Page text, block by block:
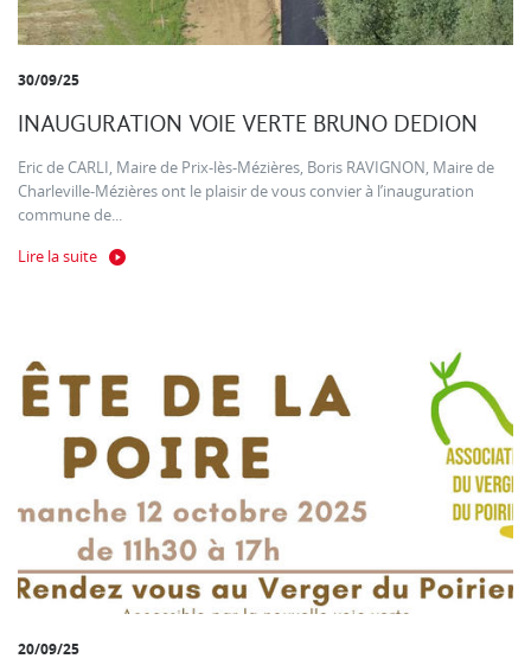
30/09/25
INAUGURATION VOIE VERTE BRUNO DEDION
Eric de CARLI, Maire de Prix-lès-Mézières, Boris RAVIGNON, Maire de
Charleville-Mézières ont le plaisir de vous convier à l’inauguration
commune de...
Lire la suite
20/09/25